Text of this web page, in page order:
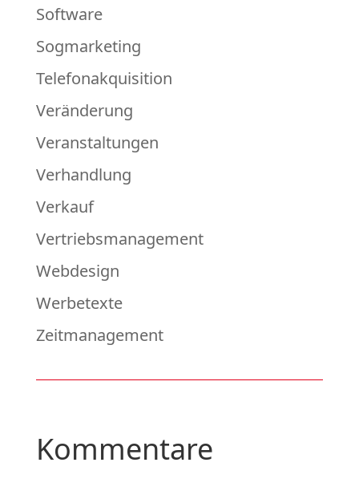
Software
Sogmarketing
Telefonakquisition
Veränderung
Veranstaltungen
Verhandlung
Verkauf
Vertriebsmanagement
Webdesign
Werbetexte
Zeitmanagement
Kommentare